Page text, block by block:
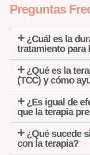
Preguntas
¿Cuál es la
tratamiento para
¿Qué es la
(TCC) y cómo
¿Es igual de
que la terapia
¿Qué sucede
con la terapia?